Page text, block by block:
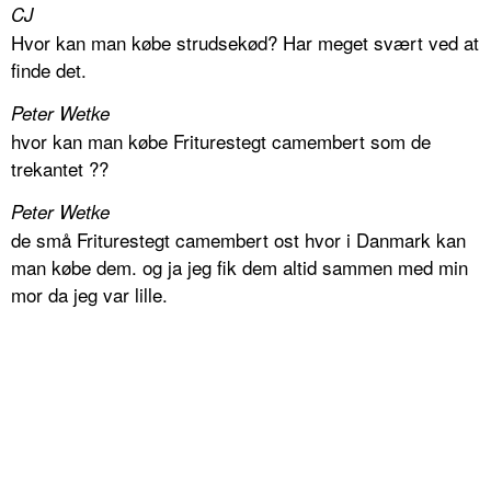
CJ
Hvor kan man købe strudsekød? Har meget svært ved at
finde det.
Peter Wetke
hvor kan man købe Friturestegt camembert som de
trekantet ??
Peter Wetke
de små Friturestegt camembert ost hvor i Danmark kan
man købe dem. og ja jeg fik dem altid sammen med min
mor da jeg var lille.